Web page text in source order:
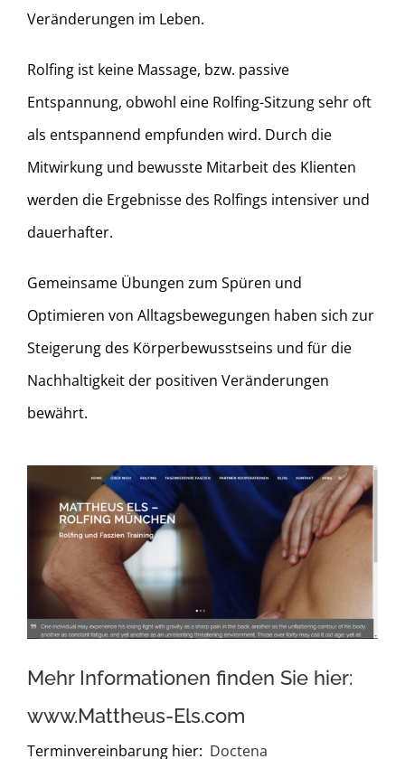
Veränderungen im Leben.
Rolfing ist keine Massage, bzw. passive
Entspannung, obwohl eine Rolfing-Sitzung sehr oft
als entspannend empfunden wird. Durch die
Mitwirkung und bewusste Mitarbeit des Klienten
werden die Ergebnisse des Rolfings intensiver und
dauerhafter.
Gemeinsame Übungen zum Spüren und
Optimieren von Alltagsbewegungen haben sich zur
Steigerung des Körperbewusstseins und für die
Nachhaltigkeit der positiven Veränderungen
bewährt.
Mehr Informationen finden Sie hier:
www.Mattheus-Els.com
Terminvereinbarung hier: Doctena